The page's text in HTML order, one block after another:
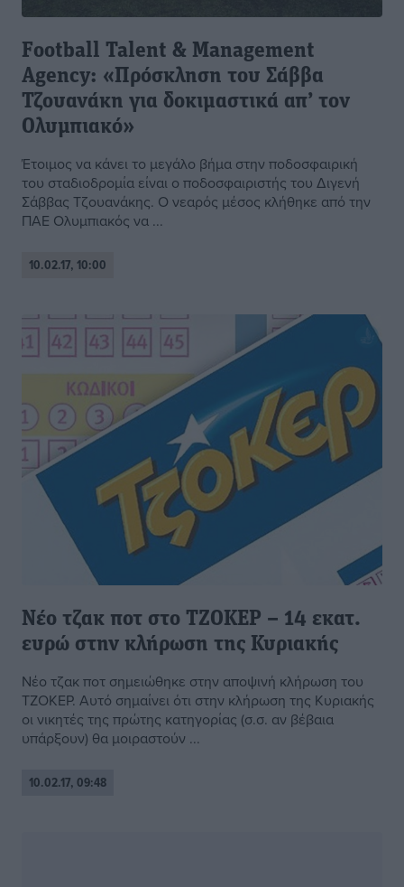
Football Talent & Management
Agency: «Πρόσκληση του Σάββα
Τζουανάκη για δοκιμαστικά απ’ τον
Ολυμπιακό»
Έτοιμος να κάνει το μεγάλο βήμα στην ποδοσφαιρική
του σταδιοδρομία είναι ο ποδοσφαιριστής του Διγενή
Σάββας Τζουανάκης. Ο νεαρός μέσος κλήθηκε από την
ΠΑΕ Ολυμπιακός να ...
10.02.17, 10:00
Νέο τζακ ποτ στο ΤΖΟΚΕΡ – 14 εκατ.
ευρώ στην κλήρωση της Κυριακής
Νέο τζακ ποτ σημειώθηκε στην αποψινή κλήρωση του
ΤΖΟΚΕΡ. Αυτό σημαίνει ότι στην κλήρωση της Κυριακής
οι νικητές της πρώτης κατηγορίας (σ.σ. αν βέβαια
υπάρξουν) θα μοιραστούν ...
10.02.17, 09:48